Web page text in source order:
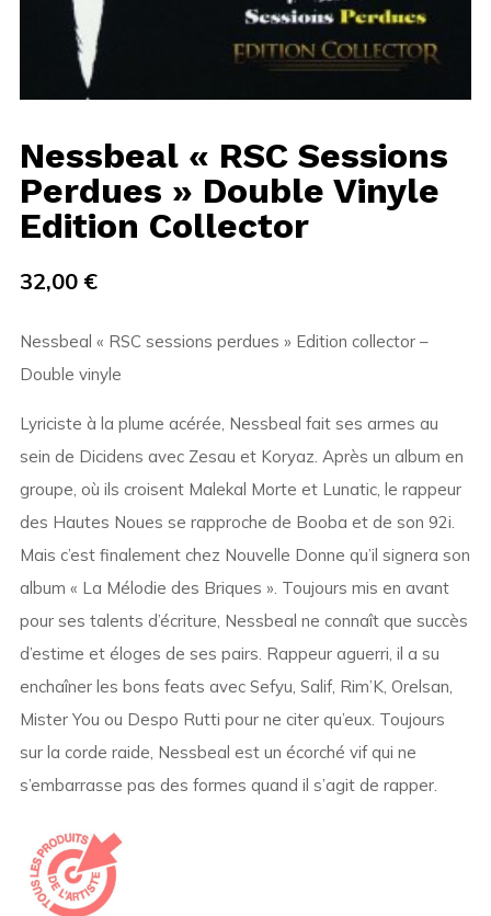
Nessbeal « RSC Sessions
Perdues » Double Vinyle
Edition Collector
32,00 €
Nessbeal « RSC sessions perdues » Edition collector –
Double vinyle
Lyriciste à la plume acérée, Nessbeal fait ses armes au
sein de Dicidens avec Zesau et Koryaz. Après un album en
groupe, où ils croisent Malekal Morte et Lunatic, le rappeur
des Hautes Noues se rapproche de Booba et de son 92i.
Mais c’est finalement chez Nouvelle Donne qu’il signera son
album « La Mélodie des Briques ». Toujours mis en avant
pour ses talents d’écriture, Nessbeal ne connaît que succès
d’estime et éloges de ses pairs. Rappeur aguerri, il a su
enchaîner les bons feats avec Sefyu, Salif, Rim’K, Orelsan,
Mister You ou Despo Rutti pour ne citer qu’eux. Toujours
sur la corde raide, Nessbeal est un écorché vif qui ne
s’embarrasse pas des formes quand il s’agit de rapper.